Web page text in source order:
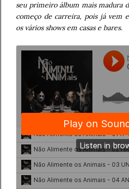
seu primeiro álbum mais madura
começo de carreira, pois já vem
os vários shows em casas e bares.